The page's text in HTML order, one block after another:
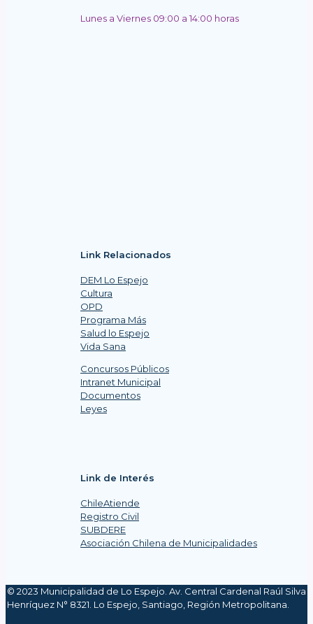
Lunes a Viernes 09:00 a 14:00 horas
Link Relacionados
DEM Lo Espejo
Cultura
OPD
Programa Más
Salud lo Espejo
Vida Sana
Concursos Públicos
Intranet Municipal
Documentos
Leyes
Link de Interés
ChileAtiende
Registro Civil
SUBDERE
Asociación Chilena de Municipalidades
© 2023 Municipalidad de Lo Espejo. Av. Central Cardenal Raúl Silva
Henríquez N° 8321. Lo Espejo, Santiago, Región Metropolitana.